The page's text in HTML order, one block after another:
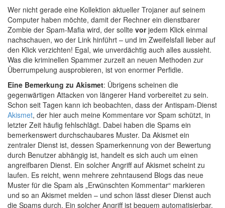
Wer nicht gerade eine Kollektion aktueller Trojaner auf seinem
Computer haben möchte, damit der Rechner ein dienstbarer
Zombie der Spam-Mafia wird, der sollte vorjedem Klick einmal
nachschauen, wo der Link hinführt – und im Zweifelsfall lieber auf
den Klick verzichten! Egal, wie unverdächtig auch alles aussieht.
Was die kriminellen Spammer zurzeit an neuen Methoden zur
Überrumpelung ausprobieren, ist von enormer Perfidie.
Eine Bemerkung zu Akismet: Übrigens scheinen die
gegenwärtigen Attacken von längerer Hand vorbereitet zu sein.
Schon seit Tagen kann ich beobachten, dass der Antispam-Dienst
Akismet, der hier auch meine Kommentare vor Spam schützt, in
letzter Zeit häufig fehlschlägt. Dabei haben die Spams ein
bemerkenswert durchschaubares Muster. Da Akismet ein
zentraler Dienst ist, dessen Spamerkennung von der Bewertung
durch Benutzer abhängig ist, handelt es sich auch um einen
angreifbaren Dienst. Ein solcher Angriff auf Akismet scheint zu
laufen. Es reicht, wenn mehrere zehntausend Blogs das neue
Muster für die Spam als „Erwünschten Kommentar“ markieren
und so an Akismet melden – und schon lässt dieser Dienst auch
die Spams durch. Ein solcher Angriff ist bequem automatisierbar.